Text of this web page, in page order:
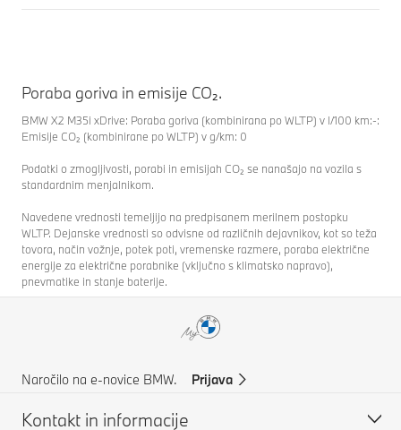
Poraba goriva in emisije CO₂.
BMW X2 M35i xDrive: Poraba goriva (kombinirana po WLTP) v l/100 km:-:
Emisije CO₂ (kombinirane po WLTP) v g/km: 0
Podatki o zmogljivosti, porabi in emisijah CO₂ se nanašajo na vozila s
standardnim menjalnikom.
Navedene vrednosti temeljijo na predpisanem merilnem postopku
WLTP. Dejanske vrednosti so odvisne od različnih dejavnikov, kot so teža
tovora, način vožnje, potek poti, vremenske razmere, poraba električne
energije za električne porabnike (vključno s klimatsko napravo),
pnevmatike in stanje baterije.
Naročilo na e-novice BMW. Prijava
Kontakt in informacije